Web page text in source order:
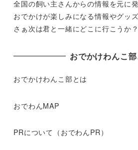
全国の飼い主さんからの情報を元に発
おでかけが楽しみになる情報やグッ
さぁ次は君と一緒にどこに行こうか？
おでかけわんこ
おでかけわんこ部とは
おでわんMAP
PRについて（おでわんPR）